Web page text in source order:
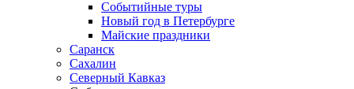
Событийные туры
Новый год в Петербурге
Майские праздники
Саранск
Сахалин
Северный Кавказ